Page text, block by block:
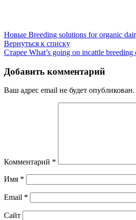
Новые Breeding solutions for organic
Вернуться к списку
Старее What’s going on incattle
Добавить комментарий
Ваш адрес email не будет опубликован.
Комментарий *
Имя *
Email *
Сайт